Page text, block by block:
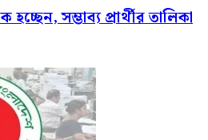
সম্ভাব্য প্রার্থীর তালিকা